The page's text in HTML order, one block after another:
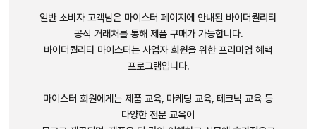
일반 소비자 고객님은 마이스터 페이지에 안내된 바이더퀄리티
공식 거래처를 통해 제품 구매가 가능합니다.
바이더퀄리티 마이스터는 사업자 회원을 위한 프리미엄 혜택
프로그램입니다.
마이스터 회원에게는 제품 교육, 마케팅 교육, 테크닉 교육 등
다양한 전문 교육이